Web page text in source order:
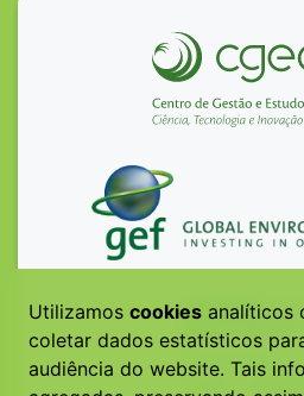
Utilizamos cookies analíticos
coletar dados estatísticos
audiência do website. Tais